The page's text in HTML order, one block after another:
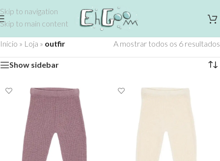
Skip to navigation
Skip to main content
Início » Loja » outfir A mostrar todos os 6 resultados
Show sidebar